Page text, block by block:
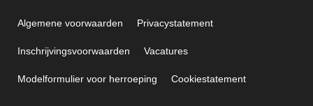
Algemene voorwaarden Privacystatement
Inschrijvingsvoorwaarden Vacatures
Modelformulier voor herroeping Cookiestatement